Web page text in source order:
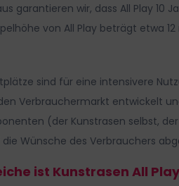
garantieren wir, dass All Play 10
von All Play beträgt etwa
sind für eine intensivere
Verbrauchermarkt entwickelt
(der Kunstrasen selbst,
Wünsche des Verbrauchers
ist Kunstrasen All